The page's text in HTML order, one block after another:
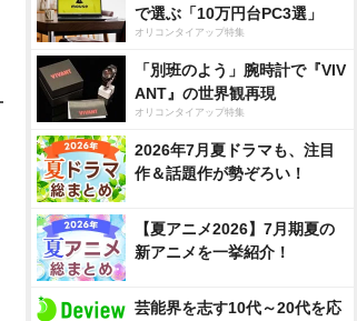
で選ぶ「10万円台PC3選」
オリコンタイアップ特集
「別班のよう」腕時計で『VIV
ANT』の世界観再現
オリコンタイアップ特集
2026年7月夏ドラマも、注目
作＆話題作が勢ぞろい！
【夏アニメ2026】7月期夏の
新アニメを一挙紹介！
芸能界を志す10代～20代を応